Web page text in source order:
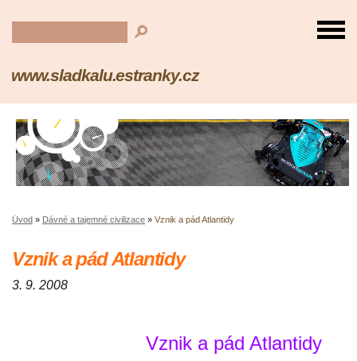
www.sladkalu.estranky.cz
Úvod » Dávné a tajemné civilizace » Vznik a pád Atlantidy
Vznik a pád Atlantidy
3. 9. 2008
Vznik a pád Atlantidy